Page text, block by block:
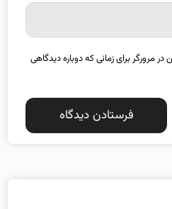
مرورگر برای زمانی که دوباره دیدگاهی